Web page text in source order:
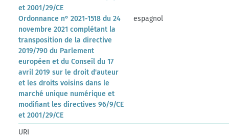
et 2001/29/CE
Ordonnance n° 2021-1518 du 24
novembre 2021 complétant la
transposition de la directive
2019/790 du Parlement
européen et du Conseil du 17
avril 2019 sur le droit d'auteur
et les droits voisins dans le
marché unique numérique et
modifiant les directives 96/9/CE
et 2001/29/CE
espagnol
URI